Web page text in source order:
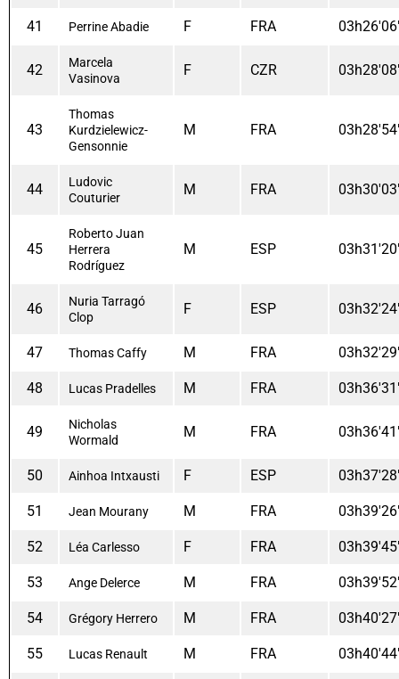
41 Perrine Abadie F FRA
42
Marcela
Vasinova
F CZR
43
Thomas
Kurdzielewicz-
Gensonnie
M FRA
44
Ludovic
Couturier
M FRA
45
Roberto Juan
Herrera
Rodríguez
M ESP
46
Nuria Tarragó
Clop
F ESP
47 Thomas Caffy M FRA
48 Lucas Pradelles M FRA
49
Nicholas
Wormald
M FRA
50 Ainhoa Intxausti F ESP
51 Jean Mourany M FRA
52 Léa Carlesso F FRA
53 Ange Delerce M FRA
54 Grégory Herrero M FRA
55 Lucas Renault M FRA